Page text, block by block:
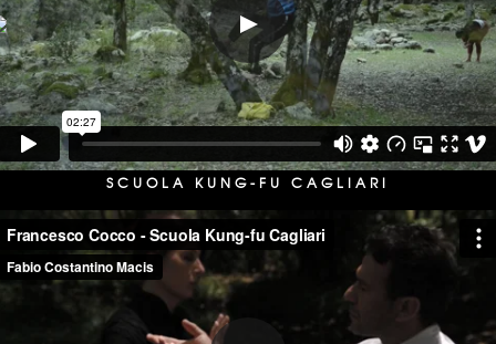
SCUOLA KUNG-FU CAGLIARI